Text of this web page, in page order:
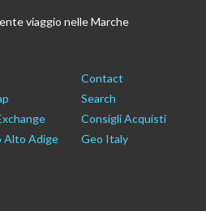
viaggio nelle Marche
Contact
Search
Consigli Acquisti
Alto Adige Geo Italy